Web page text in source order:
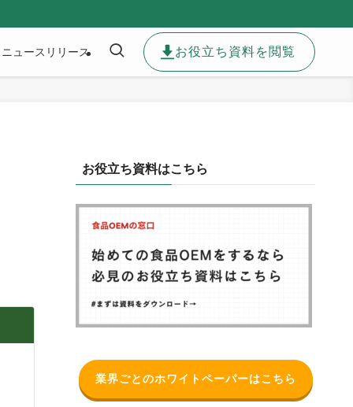
ニュースリリース お役立ち資料を閲覧
お役立ち資料はこちら
業界ごとのホワイトペーパーはこちら